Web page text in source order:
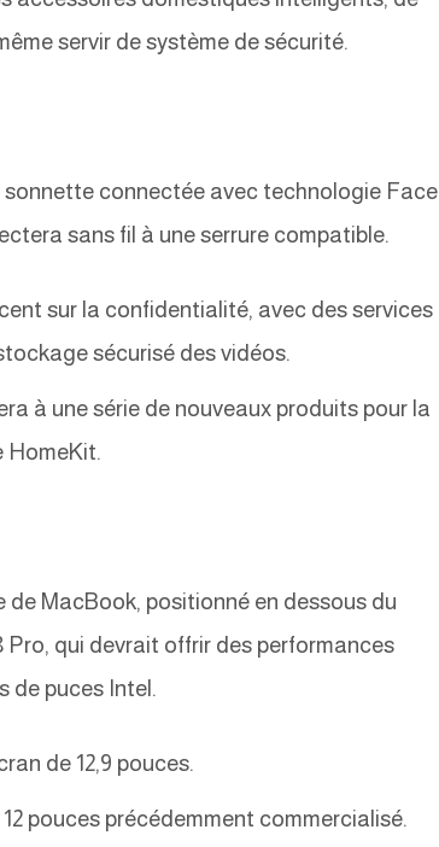
servir de système de sécurité.
connectée avec technologie Face
sans fil à une serrure compatible.
sur la confidentialité, avec des services
sécurisé des vidéos.
à une série de nouveaux produits pour la
HomeKit.
MacBook, positionné en dessous du
Pro, qui devrait offrir des performances
de puces Intel.
de 12,9 pouces.
pouces précédemment commercialisé.